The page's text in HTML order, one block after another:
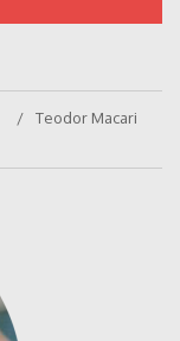
Teodor Macari